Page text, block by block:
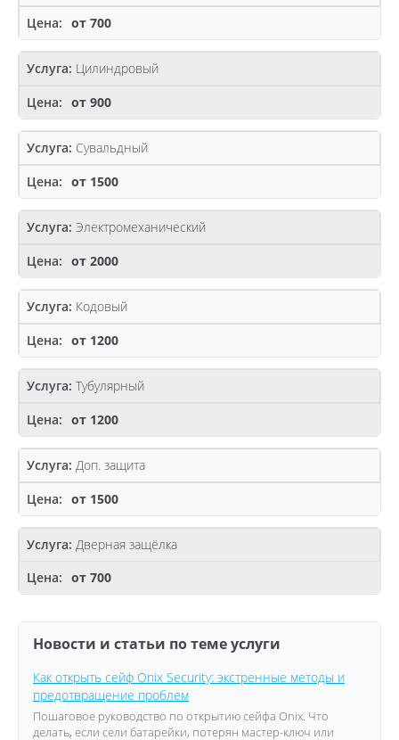
от 700
Цилиндровый
от 900
Сувальдный
от 1500
Электромеханический
от 2000
Кодовый
от 1200
Тубулярный
от 1200
Доп. защита
от 1500
Дверная защёлка
от 700
Новости и статьи по теме услуги
Как открыть сейф Onix Security: экстренные методы и
предотвращение проблем
Пошаговое руководство по открытию сейфа Onix. Что
делать, если сели батарейки, потерян мастер-ключ или